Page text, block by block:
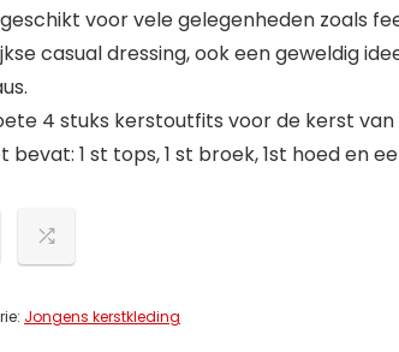
voor vele gelegenheden zoals
casual dressing, ook een geweldig
4 stuks kerstoutfits voor de kerst van
bevat: 1 st tops, 1 st broek, 1st hoed en
Jongens kerstkleding